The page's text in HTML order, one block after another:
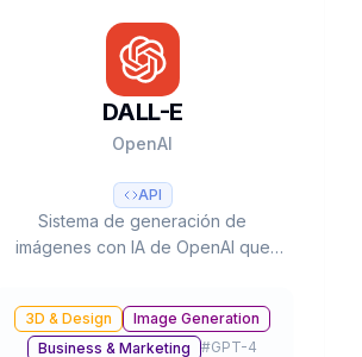
DALL-E
OpenAI
API
Sistema de generación de
imágenes con IA de OpenAI que
a imagen, edición, inpainting y
resolución hasta 4K, integrado en
3D & Design
Image Generation
Business & Marketing
#GPT-4